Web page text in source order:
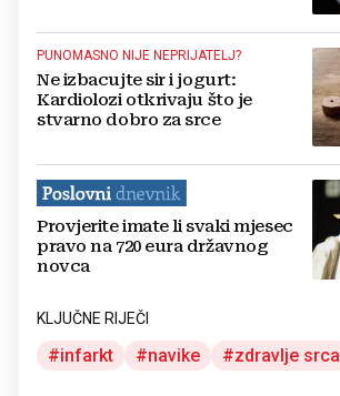
PUNOMASNO NIJE NEPRIJATELJ?
Ne izbacujte sir i jogurt:
Kardiolozi otkrivaju što je
stvarno dobro za srce
Provjerite imate li svaki mjesec
pravo na 720 eura državnog
novca
KLJUČNE RIJEČI
infarkt navike zdravlje srca